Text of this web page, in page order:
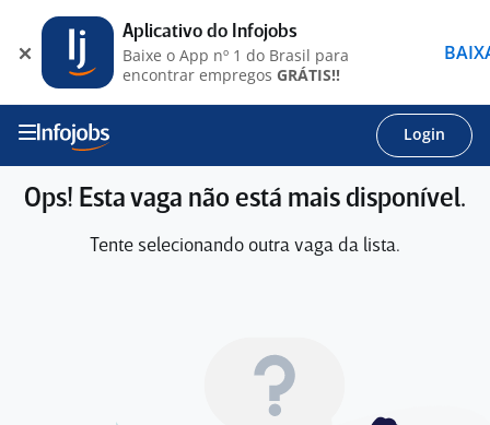
Login
Ops! Esta vaga não está mais disponível.
Tente selecionando outra vaga da lista.
Aplicativo do Infojobs
Baixe o App nº 1 do Brasil para
encontrar empregos GRÁTIS!!